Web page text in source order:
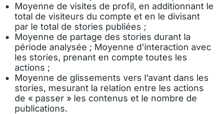
Moyenne de visites de profil, en additionnant le
total de visiteurs du compte et en le divisant
par le total de stories publiées ;
Moyenne de partage des stories durant la
période analysée ; Moyenne d’interaction avec
les stories, prenant en compte toutes les
actions ;
Moyenne de glissements vers l’avant dans les
stories, mesurant la relation entre les actions
de « passer » les contenus et le nombre de
publications.